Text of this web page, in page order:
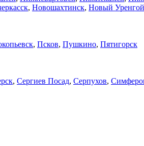
, Новошахтинск, Новый Уренгой
, Псков, Пушкино, Пятигорск
, Сергиев Посад, Серпухов,